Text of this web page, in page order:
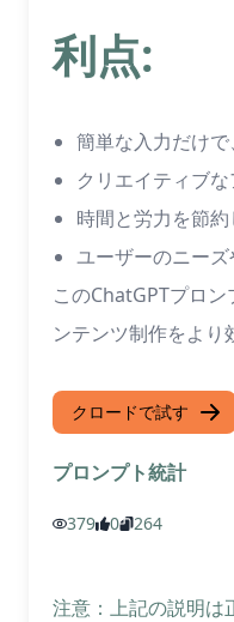
利点:
簡単な入力だけ
クリエイティブ
時間と労力を節
ユーザーのニー
このChatGPTプロ
ンテンツ制作をより
クロードで試す
プロンプト統計
379 0 264
注意：上記の説明は